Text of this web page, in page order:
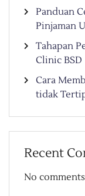
Panduan
Pinjaman
Tahapan
Clinic BSD
Cara
tidak
Recent
No